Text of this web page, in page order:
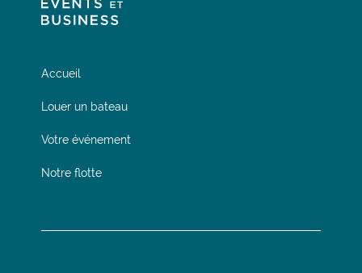
Accueil
Louer un bateau
Votre événement
Notre flotte